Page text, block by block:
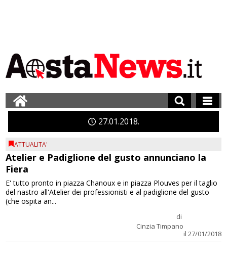
2701 2018
ATTUALITA'
Atelier e Padiglione del gusto annunciano la
Fiera
di
Cinzia Timpano
il 27/01/2018
E' tutto pronto in piazza Chanoux e in piazza Plouves per il taglio
del nastro all'Atelier dei professionisti e al padiglione del gusto
(che ospita an...